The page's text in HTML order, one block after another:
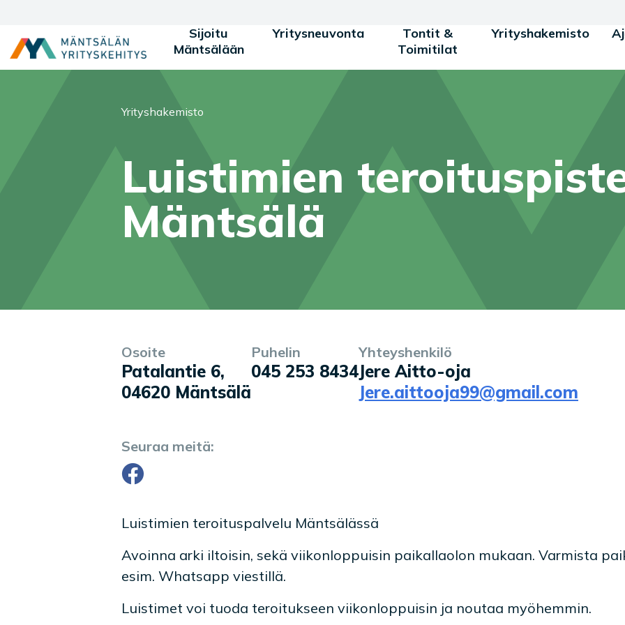
Sijoitu
Mäntsälään
Yritysneuvonta
Tontit &
Toimitilat
Yrityshakemisto
Olet tässä:
Yrityshakemisto
Luistimien
Mäntsälä
Yrityksen tiedot
Osoite
Patalantie 6,
04620 Mäntsälä
Puhelin
045 253 8434
Yhteyshenkilö
Jere Aitto-oja
Jere.aittooja99@gmail.com
Seuraa meitä:
Facebook
Palvelukuvaus
Luistimien teroituspalvelu Mäntsälässä
Avoinna arki iltoisin, sekä viikonloppuisin paikallaolon mukaan. Varmista
esim. Whatsapp viestillä.
Luistimet voi tuoda teroitukseen viikonloppuisin ja noutaa myöhemmin.